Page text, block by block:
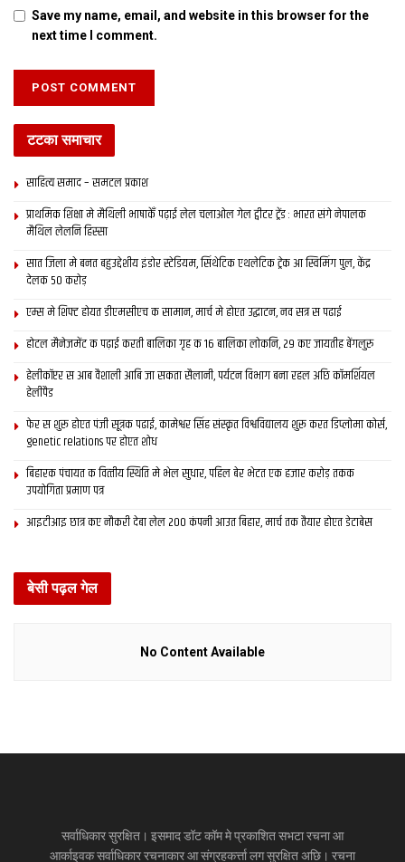
Save my name, email, and website in this browser for the
next time I comment.
टटका समाचार
साहित्य समाद – समटल प्रकाश
प्राथमिक शि‍क्षा मे मैथि‍ली भाषाकेँ पढ़ाई लेल चलाओल गेल ट्वीटर ट्रेंड : भारत संगे नेपालक
मैथिल लेलनि हिस्सा
सात जिला मे बनत बहुउद्देशीय इंडोर स्‍टेडि‍यम, सिंथेटिक एथलेटिक ट्रेक आ स्विमिंग पुल, केंद्र
देलक 50 करोड़
एम्स मे शिफ्ट होयत डीएमसीएच क सामान, मार्च मे होएत उद्घाटन, नव सत्र स पढाई
होटल मैनेजमेंट क पढ़ाई करती बालिका गृह क 16 बालिका लोकनि, 29 कए जायतीह बेंगलुरु
हेलीकॉप्टर स आब वैशाली आबि जा सकता सैलानी, पर्यटन विभाग बना रहल अछि कॉमर्शियल
हेलीपैड
फेर स शुरू होएत पंजी सूत्रक पढाई, कामेश्वर सिंह संस्कृत विश्वविद्यालय शुरू करत डिप्लोमा कोर्स,
genetic relations पर होएत शोध
बिहारक पंचायत क वित्‍तीय स्थिति मे भेल सुधार, पहिल बेर भेटत एक हजार करोड़ तकक
उपयोगिता प्रमाण पत्र
आइटीआइ छात्र कए नौकरी देबा लेल 200 कंपनी आउत बिहार, मार्च तक तैयार होएत डेटाबेस
बेसी पढ़ल गेल
No Content Available
सर्वाधिकार सुरक्षित। इसमाद डॉट कॉम मे प्रकाशित सभटा रचना आ
आर्काइवक सर्वाधिकार रचनाकार आ संग्रहकर्त्ता लग सुरक्षित अछि। रचना